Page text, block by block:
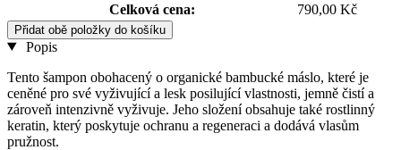
Celková cena:
790,00 Kč
Přidat obě položky do košíku
Popis
Tento šampon obohacený o organické bambucké máslo, které je
ceněné pro své vyživující a lesk posilující vlastnosti, jemně čistí a
zároveň intenzivně vyživuje. Jeho složení obsahuje také rostlinný
keratin, který poskytuje ochranu a regeneraci a dodává vlasům
pružnost.